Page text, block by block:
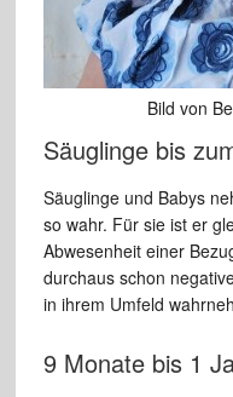
Bild von
Säuglinge bis
Säuglinge und Babys
so wahr. Für sie ist er
Abwesenheit einer
durchaus schon
in ihrem Umfeld
9 Monate bis 1